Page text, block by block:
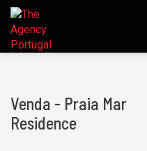
Venda - Praia Mar
Residence